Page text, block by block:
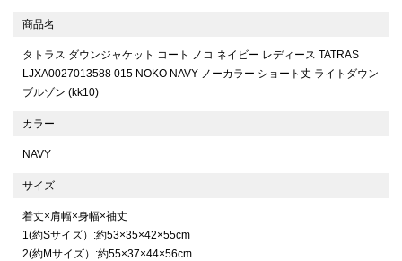
商品名
タトラス ダウンジャケット コート ノコ ネイビー レディース TATRAS
LJXA0027013588 015 NOKO NAVY ノーカラー ショート丈 ライトダウン
ブルゾン (kk10)
カラー
NAVY
サイズ
着丈×肩幅×身幅×袖丈
1(約Sサイズ）:約53×35×42×55cm
2(約Mサイズ）:約55×37×44×56cm